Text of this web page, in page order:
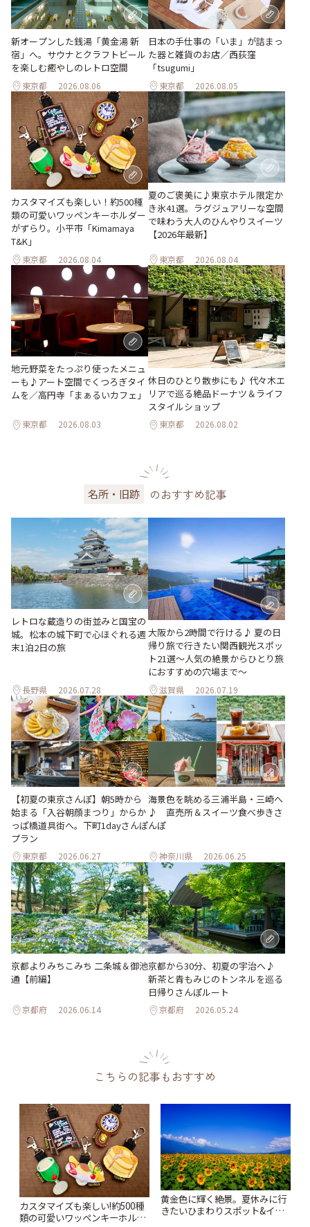
新オープンした銭湯「黄金湯 新
宿」へ。サウナとクラフトビール
を楽しむ癒やしのレトロ空間
東京都 2026.08.06
日本の手仕事の「いま」が詰まっ
た器と雑貨のお店／西荻窪
「tsugumi」
東京都 2026.08.05
カスタマイズも楽しい！約500種
類の可愛いワッペンキーホルダー
がずらり。小平市「Kimamaya
T&K」
東京都 2026.08.04
夏のご褒美に♪東京ホテル限定か
き氷41選。ラグジュアリーな空間
で味わう大人のひんやりスイーツ
【2026年最新】
東京都 2026.08.04
地元野菜をたっぷり使ったメニュ
ーも♪アート空間でくつろぎタイ
ムを／高円寺「まぁるいカフェ」
東京都 2026.08.03
休日のひとり散歩にも♪ 代々木エ
リアで巡る絶品ドーナツ＆ライフ
スタイルショップ
東京都 2026.08.02
名所・旧跡 のおすすめ記事
レトロな蔵造りの街並みと国宝の
城。松本の城下町で心ほぐれる週
末1泊2日の旅
長野県 2026.07.28
大阪から2時間で行ける♪ 夏の日
帰り旅で行きたい関西観光スポッ
ト21選～人気の絶景からひとり旅
におすすめの穴場まで～
滋賀県 2026.07.19
【初夏の東京さんぽ】朝5時から
始まる「入谷朝顔まつり」からか
っぱ橋道具街へ。下町1dayさんぽ
プラン
東京都 2026.06.27
海景色を眺める三浦半島・三崎へ
♪ 直売所＆スイーツ食べ歩きさ
んぽ
神奈川県 2026.06.25
京都よりみちこみち 二条城＆御池
通【前編】
京都府 2026.06.14
京都から30分、初夏の宇治へ♪
新茶と青もみじのトンネルを巡る
日帰りさんぽルート
京都府 2026.05.24
こちらの記事もおすすめ
カスタマイズも楽しい!約500種
類の可愛いワッペンキーホルダ
黄金色に輝く絶景。夏休みに行
きたいひまわりスポット&イベ